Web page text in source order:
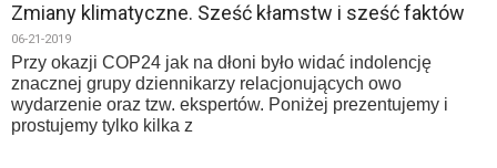
Zmiany klimatyczne. Sześć kłamstw i sześć faktów
06-21-2019
Przy okazji COP24 jak na dłoni było widać indolencję
znacznej grupy dziennikarzy relacjonujących owo
wydarzenie oraz tzw. ekspertów. Poniżej prezentujemy i
prostujemy tylko kilka z